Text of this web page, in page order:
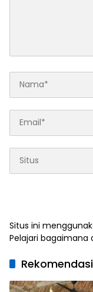
Situs ini
Pelajari bagaimana
Rekomendasi